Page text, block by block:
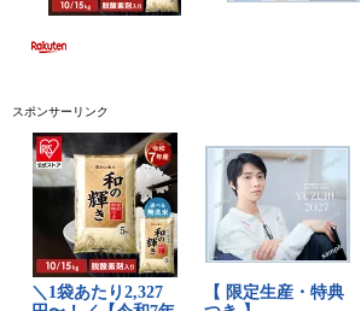
スポンサーリンク